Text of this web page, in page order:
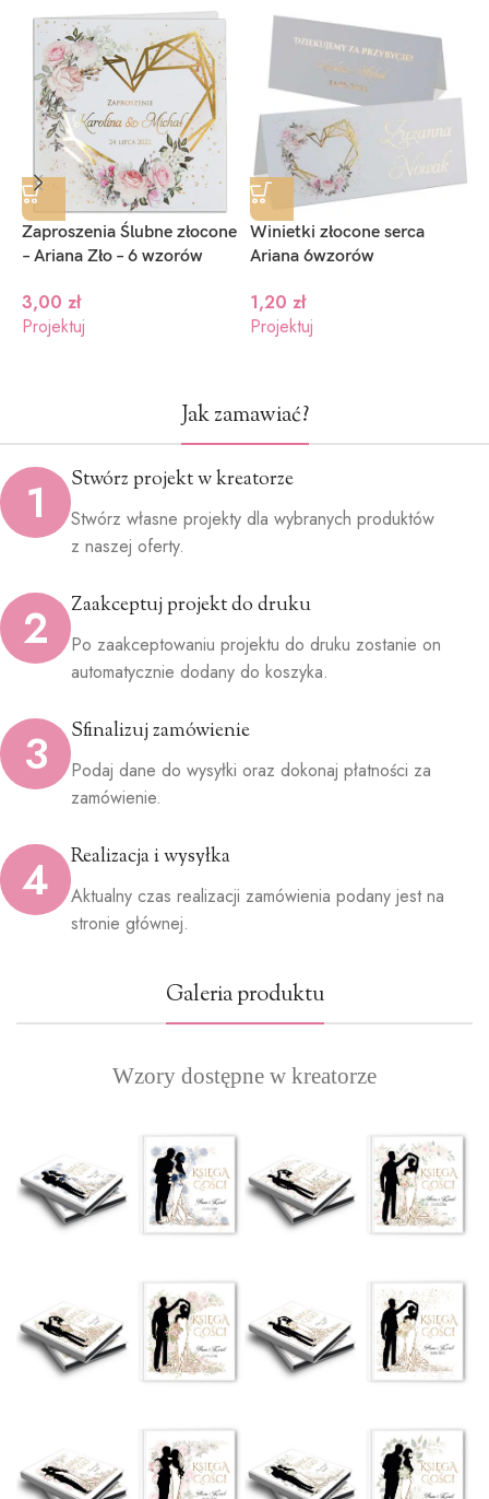
Zaproszenia Ślubne złocone
– Ariana Zło – 6 wzorów
3,00 zł
Projektuj
Winietki złocone serca
Ariana 6wzorów
1,20 zł
Projektuj
Jak zamawiać?
1 Stwórz projekt w kreatorze
Stwórz własne projekty dla wybranych produktów
z naszej oferty.
2 Zaakceptuj projekt do druku
Po zaakceptowaniu projektu do druku zostanie on
automatycznie dodany do koszyka.
3 Sfinalizuj zamówienie
Podaj dane do wysyłki oraz dokonaj płatności za
zamówienie.
4 Realizacja i wysyłka
Aktualny czas realizacji zamówienia podany jest na
stronie głównej.
Galeria produktu
Wzory dostępne w kreatorze